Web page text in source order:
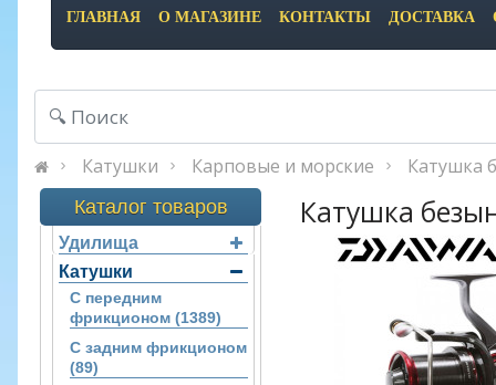
ГЛАВНАЯ О МАГАЗИНЕ КОНТАКТЫ ДОСТАВКА
Катушки Карповые и морские Катушка
Каталог товаров
Удилища
Катушки
С передним
фрикционом (1389)
С задним фрикционом
(89)
Катушка